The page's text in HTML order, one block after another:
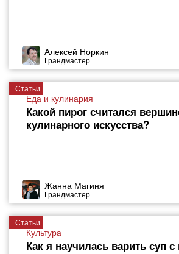
Алексей Норкин
Грандмастер
Статьи
Еда и кулинария
Какой пирог считался
кулинарного искусства?
Жанна Магиня
Грандмастер
Статьи
Культура
Как я научилась варить суп